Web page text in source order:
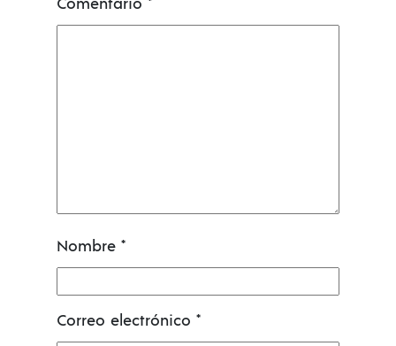
Comentario *
Nombre *
Correo electrónico *